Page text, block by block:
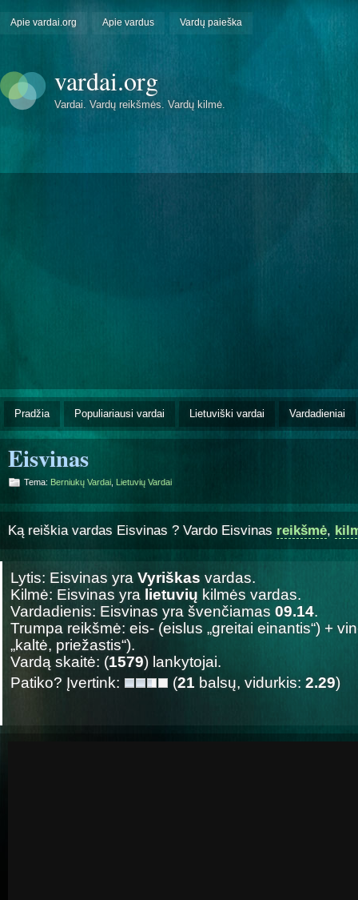
Apie vardai.org Apie vardus Vardų paieška
vardai.org
Vardai. Vardų reikšmės. Vardų kilmė.
Pradžia Populiariausi vardai Lietuviški vardai Vardadieniai
Eisvinas
Tema: Berniukų Vardai Lietuvių Vardai
Ką reiškia vardas Eisvinas ? Vardo Eisvinas reikšmė,
Lytis: Eisvinas yra Vyriškas vardas.
Kilmė: Eisvinas yra lietuvių kilmės vardas.
Vardadienis: Eisvinas yra švenčiamas 09.14.
Trumpa reikšmė: eis- (eislus „greitai einantis“) +
„kaltė, priežastis“).
Vardą skaitė: (1579) lankytojai.
Patiko? Įvertink:
(21 balsų, vidurkis: 2.29)